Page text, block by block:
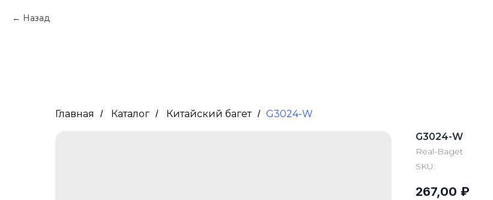
Главная / Каталог / Китайский багет / G3024-W
Назад
G3024-W
Real-Baget
SKU:
267,00 ₽